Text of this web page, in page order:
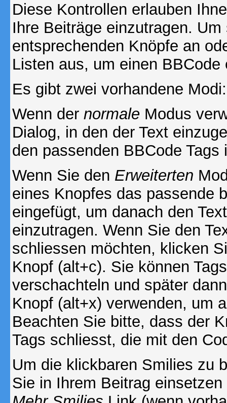
Diese Kontrollen erlauben
Ihre Beiträge einzutragen.
entsprechenden Knöpfe an
Listen aus, um einen BBCode
Es gibt zwei vorhandene
Wenn der normale Modus
Dialog, in den der Text
den passenden BBCode
Wenn Sie den Erweiterten
eines Knopfes das passende
eingefügt, um danach den
einzutragen. Wenn Sie den
schliessen möchten, klicken
Knopf (alt+c). Sie können
verschachteln und später
Knopf (alt+x) verwenden, um
Beachten Sie bitte, dass der
Tags schliesst, die mit den
Um die klickbaren Smilies zu
Sie in Ihrem Beitrag